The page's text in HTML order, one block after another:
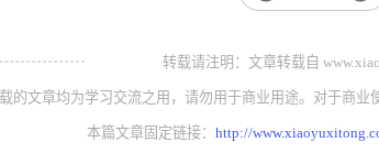
转载请注明：文章转载自
的文章均为学习交流之用，请勿用于商业用途。对于商业
本篇文章固定链接： http://